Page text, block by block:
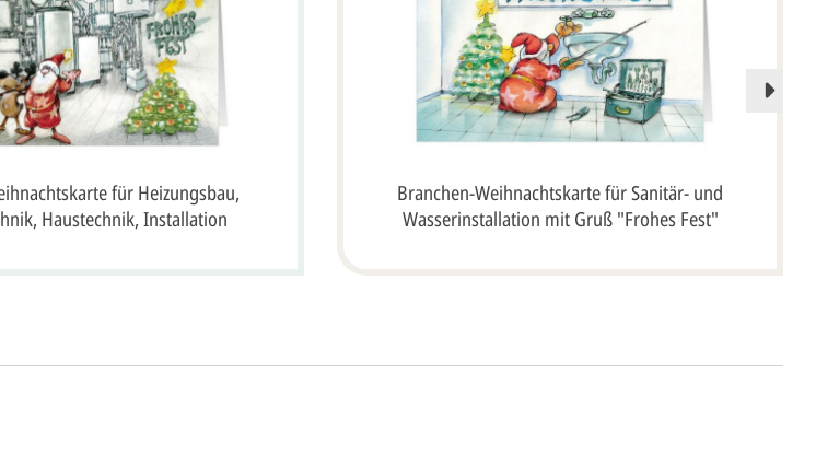
für Heizungsbau,
Haustechnik, Installation
Branchen-Weihnachtskarte für Sanitär- und
Wasserinstallation mit Gruß "Frohes Fest"